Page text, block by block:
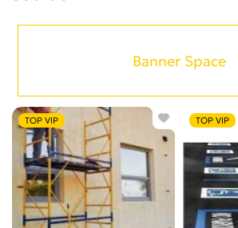
Banner Space
TOP VIP TOP VIP